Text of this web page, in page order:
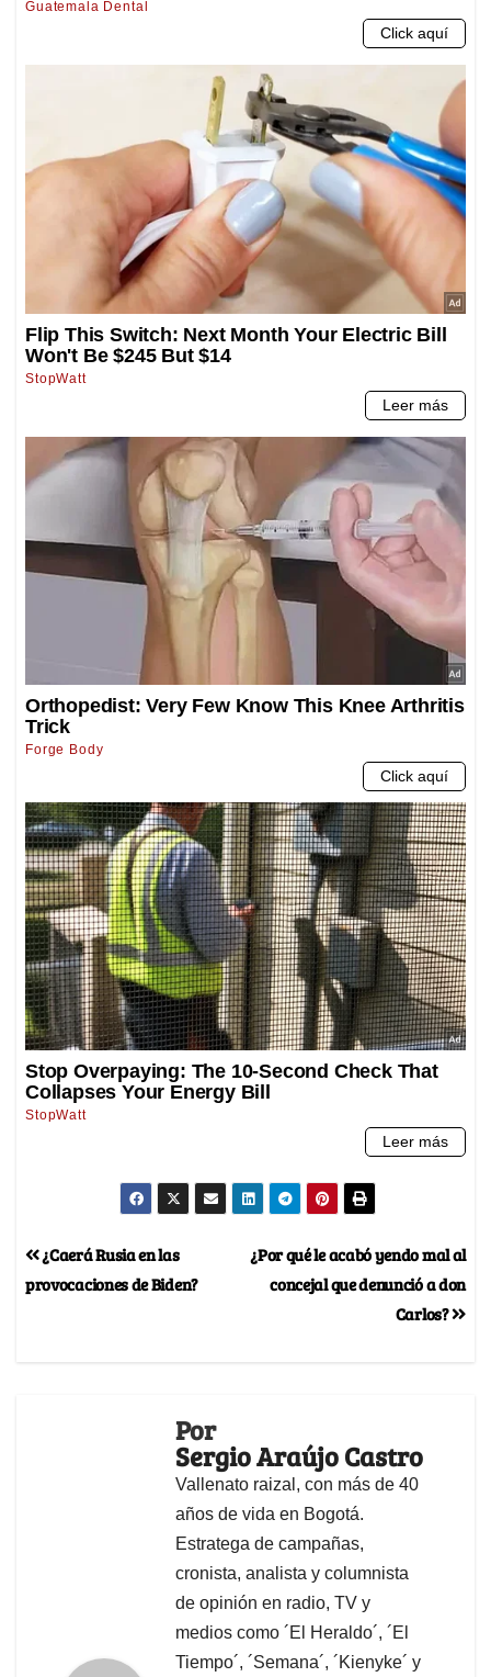
¿Por qué le acabó yendo mal al
concejal que denunció a don
Carlos?
¿Caerá Rusia en las
provocaciones de Biden?
Por
Sergio Araújo Castro
Vallenato raizal, con más de 40
años de vida en Bogotá.
Estratega de campañas,
cronista, analista y columnista
de opinión en radio, TV y
medios como ´El Heraldo´, ´El
Tiempo´, ´Semana´, ´Kienyke´ y